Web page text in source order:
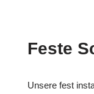
Feste
Unsere fest